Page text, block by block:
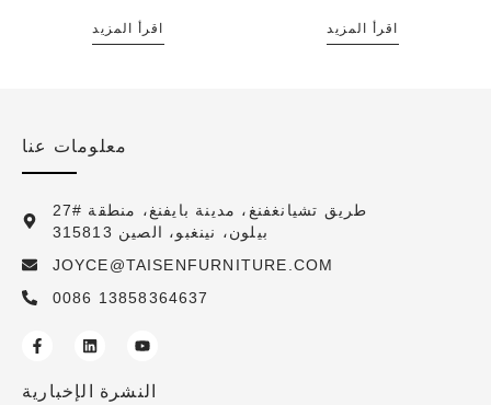
اقرأ المزيد اقرأ المزيد
معلومات عنا
27# طريق تشيانغفنغ، مدينة بايفنغ، منطقة
بيلون، نينغبو، الصين 315813
JOYCE@TAISENFURNITURE.COM
0086 13858364637
النشرة الإخبارية